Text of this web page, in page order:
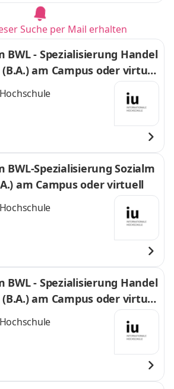
Suche per Mail erhalten
BWL - Spezialisierung Handel
am Campus oder virtuel
BWL-Spezialisierung Sozialm
am Campus oder virtuell
BWL - Spezialisierung Handel
am Campus oder virtuel